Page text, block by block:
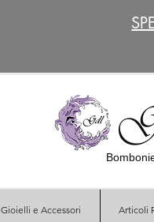
Gioielli e Accessori Articoli